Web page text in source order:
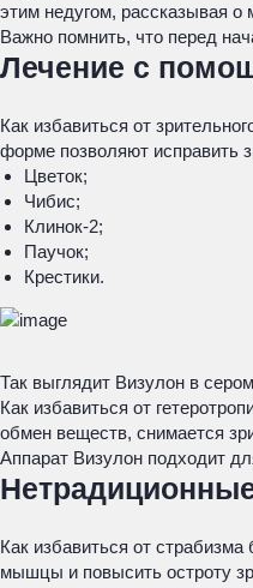
этим недугом, рассказывая
Важно помнить, что перед
Лечение с
Как избавиться от
форме позволяют исправить
Цветок;
Чибис;
Клинок-2;
Паучок;
Крестики.
Так выглядит Визулон в
Как избавиться от
обмен веществ, снимается
Аппарат Визулон подходит
Как избавиться от
мышцы и повысить остроту